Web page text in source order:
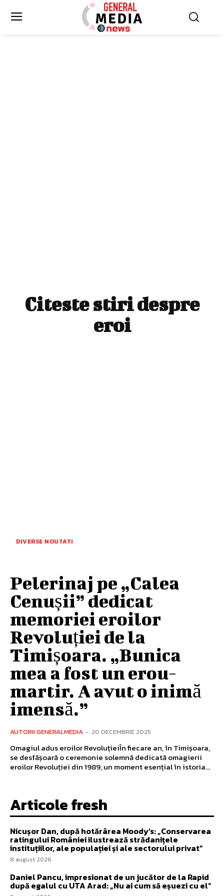
Citeste stiri despre
eroi
DIVERSE NOUTATI
Pelerinaj pe „Calea
Cenușii” dedicat
memoriei eroilor
Revoluției de la
Timișoara. „Bunica
mea a fost un erou-
martir. A avut o inimă
imensă.”
AUTORII GENERALMEDIA - 20 DECEMBRIE 2025
Omagiul adus eroilor RevoluțieiÎn fiecare an, în Timișoara,
se desfășoară o ceremonie solemnă dedicată omagierii
eroilor Revoluției din 1989, un moment esențial în istoria...
Articole fresh
Nicușor Dan, după hotărârea Moody’s: „Conservarea
ratingului României ilustrează strădanițele
instituțiilor, ale populației și ale sectorului privat”
8 august 2026
Daniel Pancu, impresionat de un jucător de la Rapid
după egalul cu UTA Arad: „Nu ai cum să eșuezi cu el”